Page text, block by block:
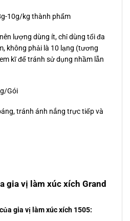
10g/kg thành phẩm
lượng dùng ít, chỉ dùng tối đa
không phải là 10 lạng (tương
kĩ để tránh sử dụng nhầm lẫn
Gói
tránh ánh nắng trực tiếp và
gia vị làm xúc xích Grand
gia vị làm xúc xích 1505: